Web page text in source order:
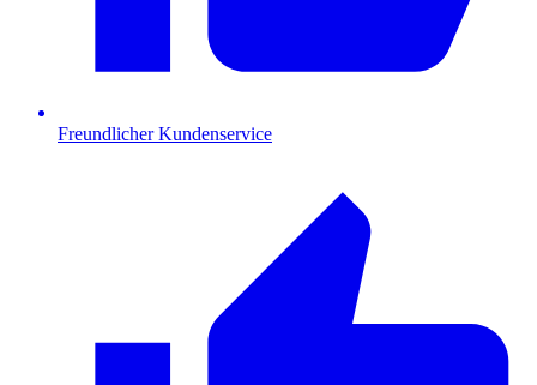
Freundlicher Kundenservice